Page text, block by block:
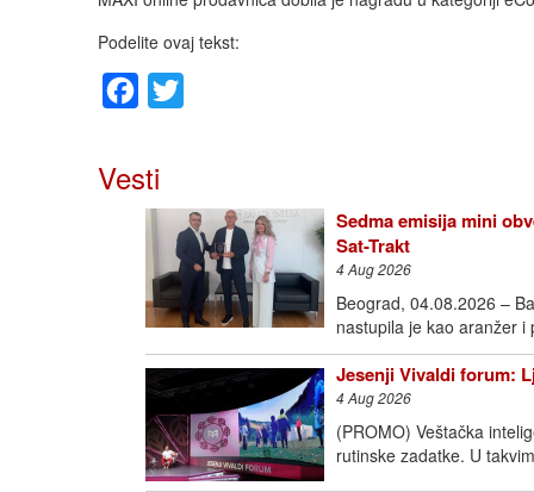
Podelite ovaj tekst:
Facebook
Vesti
Sedma emisija mini
Sat-Trakt
4 Aug 2026
Beograd, 04.08.2026 –
nastupila je kao aranžer
Jesenji Vivaldi forum:
4 Aug 2026
(PROMO) Veštačka
rutinske zadatke. U